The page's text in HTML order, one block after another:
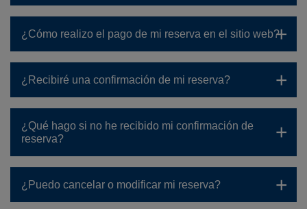
¿Cómo realizo el pago de mi reserva en el sitio web?
¿Recibiré una confirmación de mi reserva?
¿Qué hago si no he recibido mi confirmación de
reserva?
¿Puedo cancelar o modificar mi reserva?